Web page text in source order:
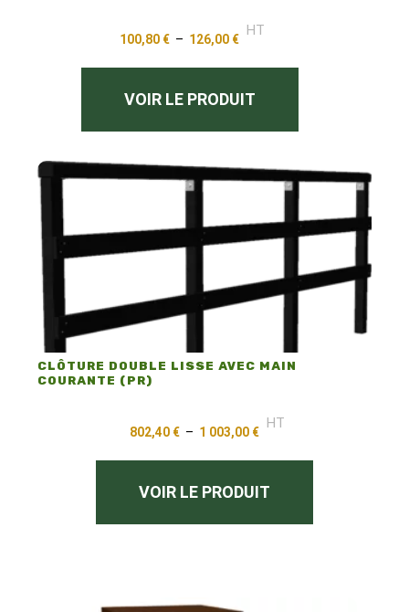
100,80 € – 126,00 €
HT
VOIR LE PRODUIT
CLÔTURE DOUBLE LISSE AVEC MAIN
COURANTE (PR)
802,40 € – 1 003,00 €
HT
VOIR LE PRODUIT